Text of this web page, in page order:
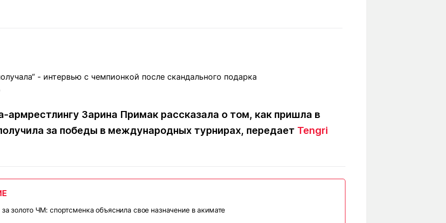
Контакты редакции Вакансии Реклама Пресс-центр Светлая тема
армрестлингу Зарина Примак рассказала о том, как пришла в
за победы в международных турнирах, передает Tengri
золото ЧМ: спортсменка объяснила свое назначение в акимате